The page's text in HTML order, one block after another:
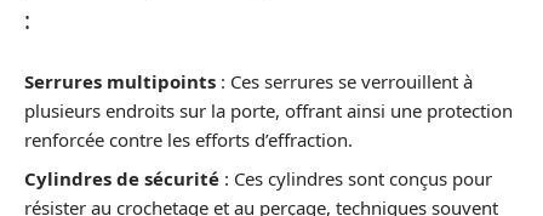
:
Serrures multipoints : Ces serrures se verrouillent à
plusieurs endroits sur la porte, offrant ainsi une protection
renforcée contre les efforts d’effraction.
Cylindres de sécurité : Ces cylindres sont conçus pour
résister au crochetage et au perçage, techniques souvent